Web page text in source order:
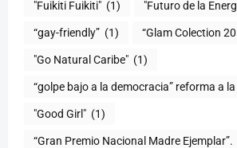
"Fuikiti Fuikiti" (1) "Futuro de la
“gay-friendly” (1) “Glam Colection
"Go Natural Caribe" (1)
“golpe bajo a la democracia” reforma a
"Good Girl" (1)
“Gran Premio Nacional Madre Ejemplar”.